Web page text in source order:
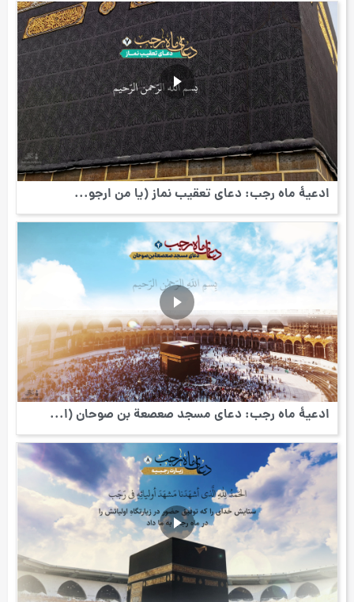
ادعیۀ ماه رجب: دعای تعقیب نماز (یا من ارجو...
ادعیۀ ماه رجب: دعای مسجد صعصعة بن صوحان (ا...